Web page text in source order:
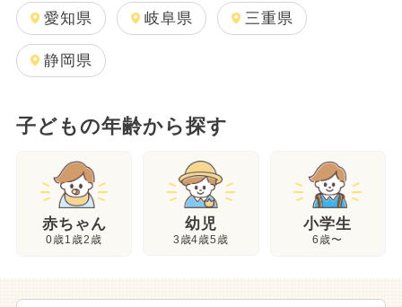
愛知県 岐阜県 三重県
静岡県
子どもの年齢から探す
赤ちゃん
0歳1歳2歳
幼児
3歳4歳5歳
小学生
6歳〜